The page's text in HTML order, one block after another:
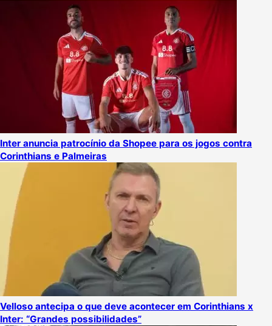
Inter anuncia patrocínio da Shopee para os jogos contra
Corinthians e Palmeiras
Velloso antecipa o que deve acontecer em Corinthians x
Inter: “Grandes possibilidades”